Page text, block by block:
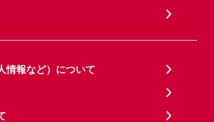
情報など）について